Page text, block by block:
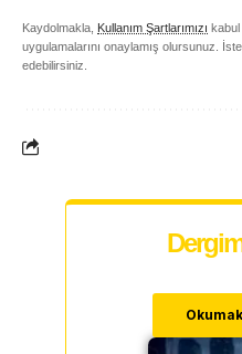
Kaydolmakla, Kullanım Şartlarımızı
uygulamalarını onaylamış olursunuz.
edebilirsiniz.